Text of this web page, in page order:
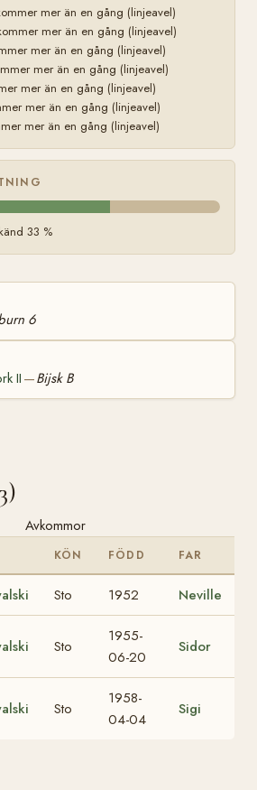
mer än en gång (linjeavel)
mer än en gång (linjeavel)
mer än en gång (linjeavel)
mer än en gång (linjeavel)
mer än en gång (linjeavel)
mer än en gång (linjeavel)
mer än en gång (linjeavel)
33 %
6
II —Bijsk B
Avkommor
KÖN FÖDD FAR
Sto 1952 Neville
Sto
1955-
06-20
Sidor
Sto
1958-
04-04
Sigi